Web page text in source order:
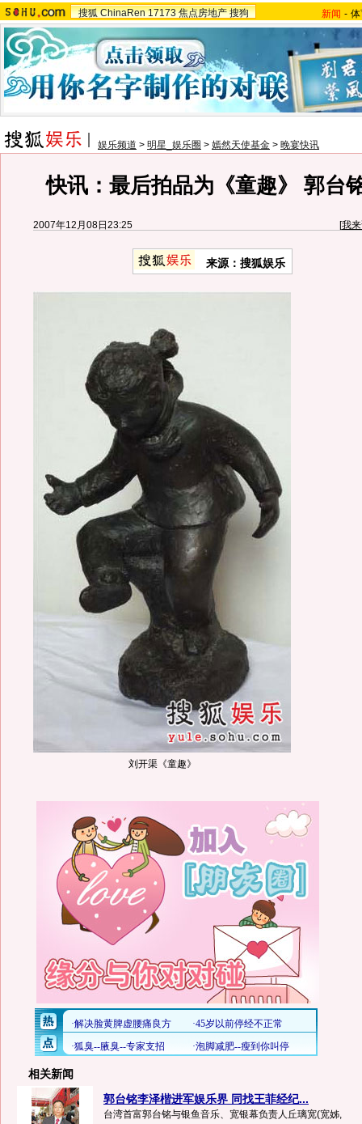
搜狐 ChinaRen 17173 焦点房地产 搜狗 新闻 -
娱乐频道 > 明星_娱乐圈 > 嫣然天使基金 > 晚宴快讯
快讯：最后拍品为《童趣》 郭台
2007年12月08日23:25 [我
来源：搜狐娱乐
刘开渠《童趣》
相关新闻
郭台铭李泽楷进军娱乐界 同找王菲经纪...
台湾首富郭台铭与银鱼音乐、宽银幕负责人丘璃宽(宽姊,